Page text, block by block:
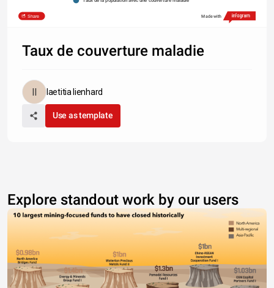
Share Made with
Taux de couverture maladie
laetitia lienhard
Use as template
Explore standout work by our users